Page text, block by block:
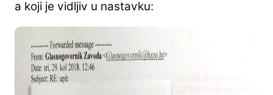
a koji je vidljiv u nastavku: